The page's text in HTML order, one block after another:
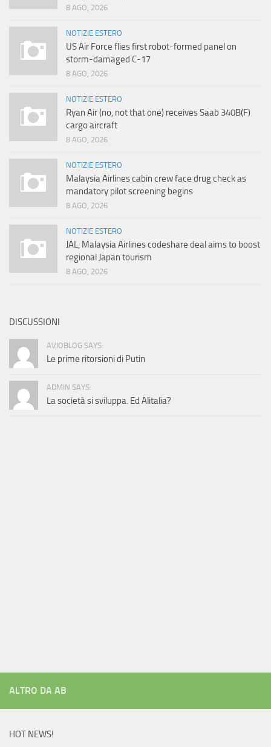
8 AGO, 2026
NOTIZIE ESTERO
US Air Force flies first robot-formed panel on
storm-damaged C-17
8 AGO, 2026
NOTIZIE ESTERO
Ryan Air (no, not that one) receives Saab 340B(F)
cargo aircraft
8 AGO, 2026
NOTIZIE ESTERO
Malaysia Airlines cabin crew face drug check as
mandatory pilot screening begins
8 AGO, 2026
NOTIZIE ESTERO
JAL, Malaysia Airlines codeshare deal aims to boost
regional Japan tourism
8 AGO, 2026
DISCUSSIONI
AVIOBLOG SAYS:
Le prime ritorsioni di Putin
ADMIN SAYS:
La società si sviluppa. Ed Alitalia?
ALTRO DA AB
HOT NEWS!